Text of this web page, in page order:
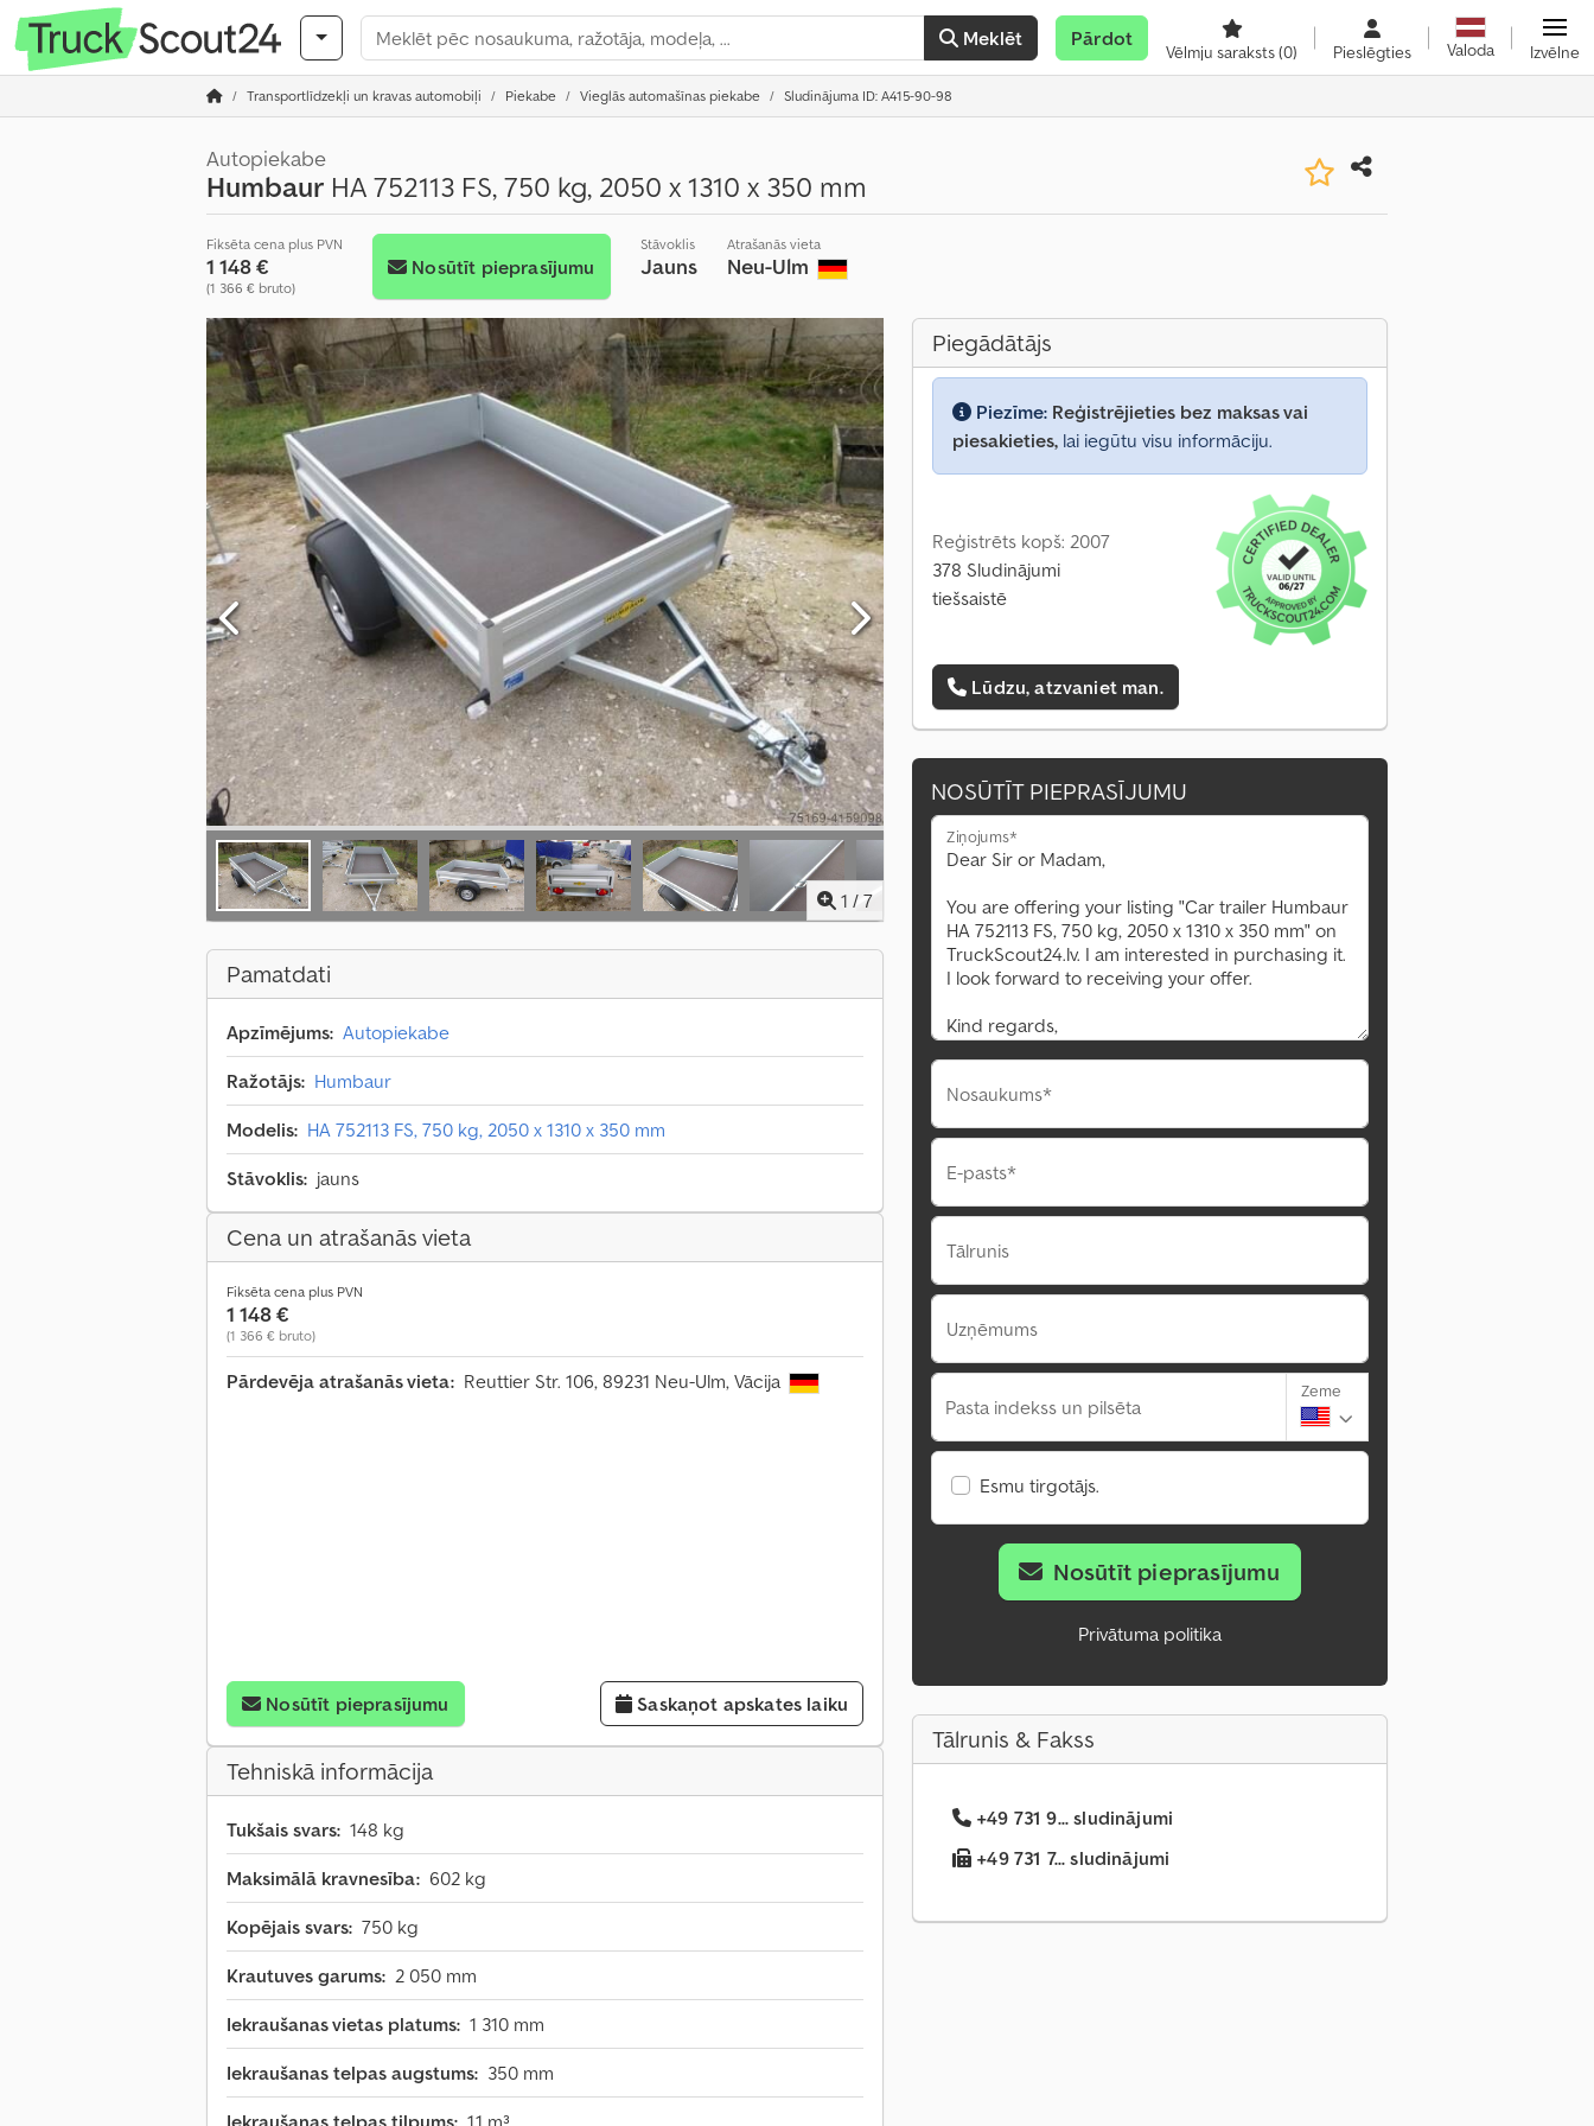
Meklēt Pārdot
Vēlmju saraksts(0) Pieslēgties Valoda Izvēlne
Transportlīdzekļi un kravas automobiļi Piekabe Vieglās automašīnas piekabe Sludinājuma ID: A415-90-98
Autopiekabe
Humbaur HA 752113 FS, 750 kg, 2050 x 1310 x 350 mm
Fiksēta cena plus PVN
1 148 €
(1 366 € bruto)
Nosūtīt pieprasījumu
Stāvoklis
Jauns
Atrašanās vieta
Neu-Ulm
1 / 7
Pamatdati
Apzīmējums: Autopiekabe
Ražotājs: Humbaur
Modelis: HA 752113 FS, 750 kg, 2050 x 1310 x 350 mm
Stāvoklis: jauns
Cena un atrašanās vieta
Fiksēta cena plus PVN
1 148 €
(1 366 € bruto)
Pārdevēja atrašanās vieta: Reuttier Str. 106, 89231 Neu-Ulm, Vācija
Nosūtīt pieprasījumu Saskaņot apskates laiku
Tehniskā informācija
Tukšais svars: 148 kg
Maksimālā kravnesība: 602 kg
Kopējais svars: 750 kg
Krautuves garums: 2 050 mm
Iekraušanas vietas platums: 1 310 mm
Iekraušanas telpas augstums: 350 mm
Piegādātājs
Piezīme: Reģistrējieties bez maksas vai
piesakieties, lai iegūtu visu informāciju.
Reģistrēts kopš: 2007
378 Sludinājumi
tiešsaistē
Lūdzu, atzvaniet man.
NOSŪTĪT PIEPRASĪJUMU
Ziņojums*
Nosaukums*
E-pasts*
Tālrunis
Uzņēmums
Pasta indekss un pilsēta
Zeme
Esmu tirgotājs.
Nosūtīt pieprasījumu
Privātuma politika
Tālrunis & Fakss
+49 731 9... sludinājumi
+49 731 7... sludinājumi